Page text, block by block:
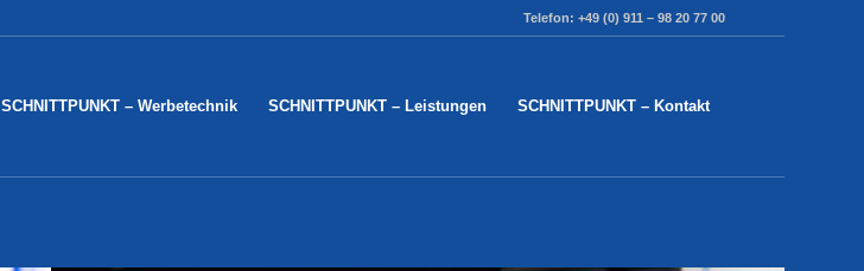
Telefon: +49 (0) 911 – 98 20 77 00
SCHNITTPUNKT – Werbetechnik SCHNITTPUNKT – Leistungen SCHNITTPUNKT – Kontakt